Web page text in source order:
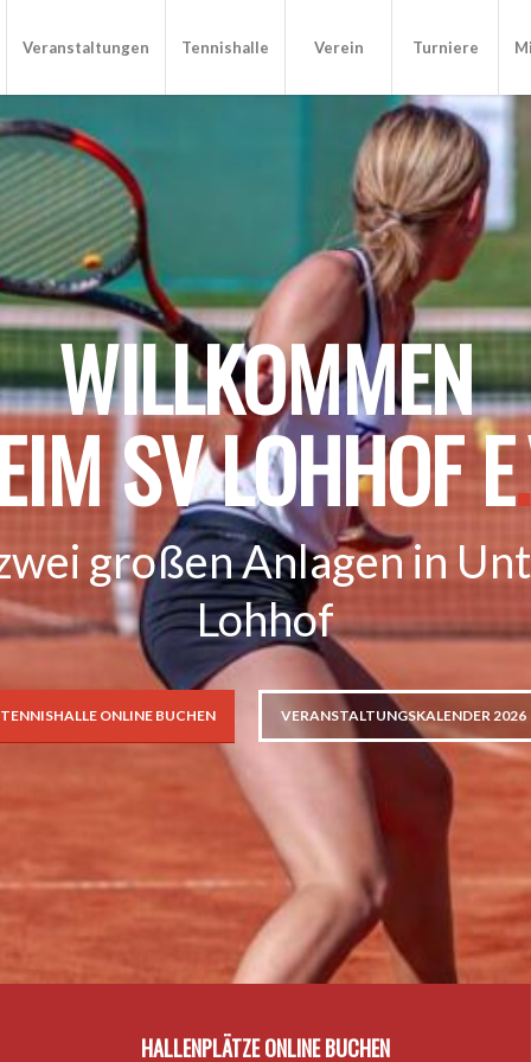
Veranstaltungen Tennishalle Verein Turniere
WILLKOMMEN
SV LOHHOF E.
großen Anlagen in
Lohhof
TENNISHALLE ONLINE BUCHEN VERANSTALTUNGSKALENDER 2026
HALLENPLÄTZE ONLINE BUCHEN